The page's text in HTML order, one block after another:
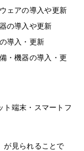
ェアの導入や更新
の導入や更新
導入・更新
・機器の導入・更
ト端末・スマートフ
が見られることで